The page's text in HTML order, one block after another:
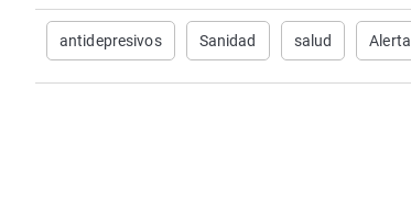
antidepresivos Sanidad salud Alerta